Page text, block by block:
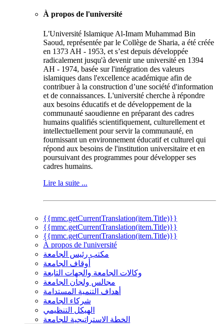
À propos de l'université
L'Université Islamique Al-Imam Muhammad Bin
Saoud, représentée par le Collège de Sharia, a été créée
en 1373 AH - 1953, et s’est depuis développée
radicalement jusqu'à devenir une université en 1394
AH - 1974, basée sur l'intégration des valeurs
islamiques dans l'excellence académique afin de
contribuer à la construction d’une société d'information
et de connaissances. L'université cherche à répondre
aux besoins éducatifs et de développement de la
communauté saoudienne en préparant des cadres
humains qualifiés scientifiquement, culturellement et
intellectuellement pour servir la communauté, en
fournissant un environnement éducatif et culturel qui
répond aux besoins de l'institution universitaire et en
poursuivant des programmes pour développer ses
cadres humains.
Lire la suite ...
{{mmc.getCurrentTranslation(item.Title)}}
{{mmc.getCurrentTranslation(item.Title)}}
{{mmc.getCurrentTranslation(item.Title)}}
À propos de l'université
مكتب رئيس الجامعة
أوقاف الجامعة
وكالات الجامعة والجهات التابعة
مجالس ولجان الجامعة
أهداف التنمية المستدامة
شركاء الجامعة
الهيكل التنظيمي
الخطة الاستراتيجية للجامعة